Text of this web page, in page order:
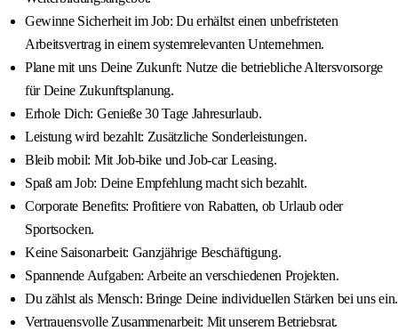
Gewinne Sicherheit im Job: Du erhältst einen unbefristeten
Arbeitsvertrag in einem systemrelevanten Unternehmen.
Plane mit uns Deine Zukunft: Nutze die betriebliche Altersvorsorge
für Deine Zukunftsplanung.
Erhole Dich: Genieße 30 Tage Jahresurlaub.
Leistung wird bezahlt: Zusätzliche Sonderleistungen.
Bleib mobil: Mit Job-bike und Job-car Leasing.
Spaß am Job: Deine Empfehlung macht sich bezahlt.
Corporate Benefits: Profitiere von Rabatten, ob Urlaub oder
Sportsocken.
Keine Saisonarbeit: Ganzjährige Beschäftigung.
Spannende Aufgaben: Arbeite an verschiedenen Projekten.
Du zählst als Mensch: Bringe Deine individuellen Stärken bei uns ein.
Vertrauensvolle Zusammenarbeit: Mit unserem Betriebsrat.